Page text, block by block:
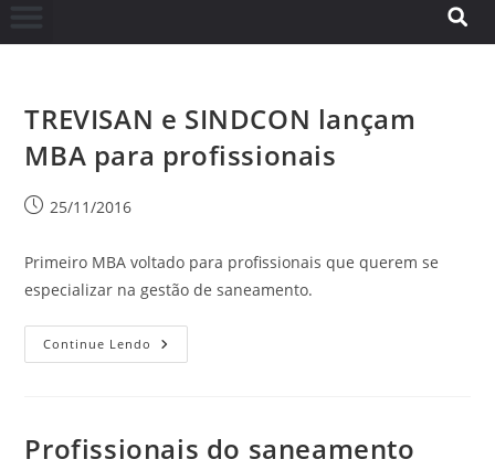
TREVISAN e SINDCON lançam
MBA para profissionais
25/11/2016
Primeiro MBA voltado para profissionais que querem se
especializar na gestão de saneamento.
Continue Lendo
Profissionais do saneamento